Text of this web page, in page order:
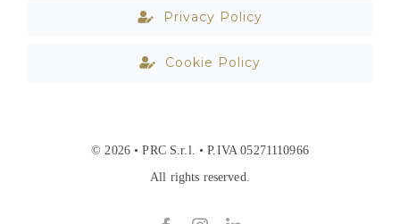
Privacy Policy
Cookie Policy
© 2026 • PRC S.r.l. • P.IVA 05271110966
All rights reserved.